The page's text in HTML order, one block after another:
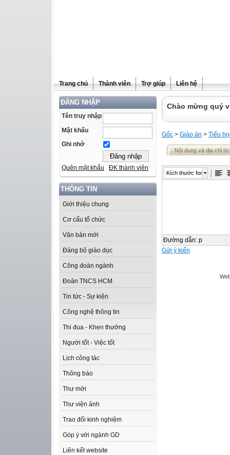
Trang chủ Thành viên Trợ giúp Liên hệ
ĐĂNG NHẬP
Tên truy nhập
Mật khẩu
Ghi nhớ
Quên mật khẩu ĐK thành viên
THÔNG TIN
Giới thiệu chung
Cơ cấu tổ chức
Văn bản mới
Đảng bộ giáo dục
Công đoàn ngành
Đoàn TNCS HCM
Tin tức - Sự kiện
Công nghệ thông tin
Thi đua - Khen thưởng
Người tốt - Việc tốt
Lịch công tác
Thông báo
Thư mời
Thư viện ảnh
Trao đổi kinh nghiệm
Góp ý với ngành GD
Liên kết website
Chào mừng quý
Gốc > Giáo án > Tiểu
Nội dung và địa chỉ
Kích thước font
Đường dẫn: p
Gửi ý kiến